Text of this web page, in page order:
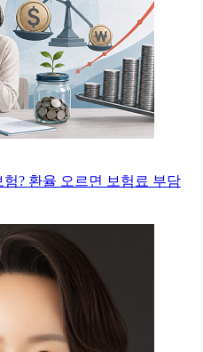
? 환율 오르면 보험료 부담